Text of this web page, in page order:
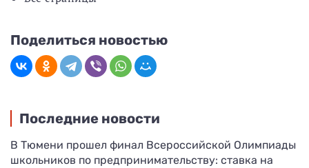
Поделиться новостью
Последние новости
В Тюмени прошел финал Всероссийской Олимпиады
школьников по предпринимательству: ставка на